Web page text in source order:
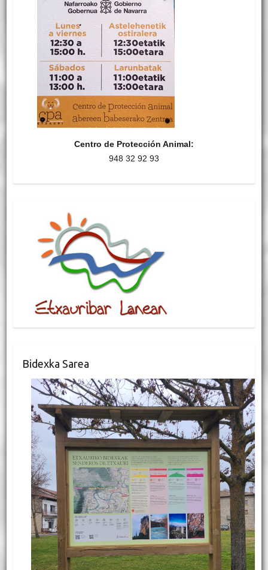
Centro de Protección Animal:
948 32 92 93
Bidexka Sarea